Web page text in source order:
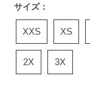
サイズ：
XXS XS
2X 3X